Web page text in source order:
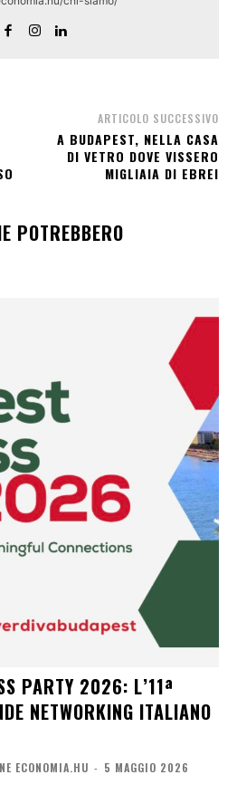
ARTICOLO SUCCESSIVO
A BUDAPEST, NELLA CASA
DI VETRO DOVE VISSERO
MIGLIAIA DI EBREI
POTREBBERO
PARTY 2026: L’11ª
NETWORKING ITALIANO
ECONOMIA.HU - 5 MAGGIO 2026